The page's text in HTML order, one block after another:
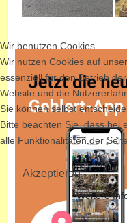
Wir benutzen Cookies
Wir nutzen Cookies auf
essenziell für den Betrieb
Website und die
Sie können selbst
Bitte beachten Sie, dass bei
alle Funktionalitäten der
Akzeptieren
Weitere